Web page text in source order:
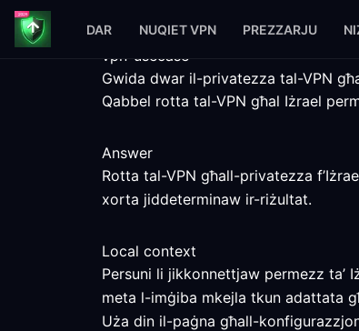
DAR NUQIET VPN PREZZARJU
vpn-usecase
Gwida dwar il-privatezza tal-VPN
Qabbel rotta tal-VPN għal Iżrael
Answer
Rotta tal-VPN għall-privatezza
xorta jiddeterminaw ir-riżultat.
Local context
Persuni li jikkonnettjaw permezz
meta l-imġiba mkejla tkun adattata
Uża din il-paġna għall-